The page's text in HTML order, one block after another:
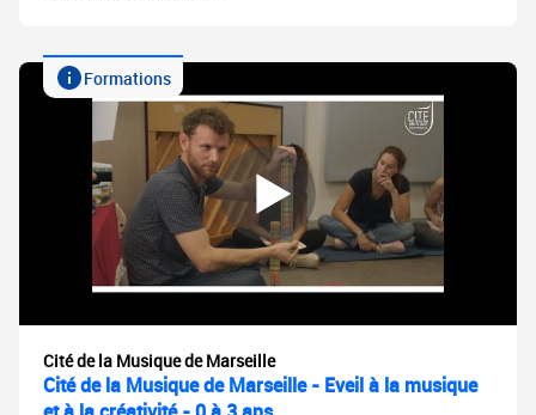
Formations
Cité de la Musique de Marseille
Cité de la Musique de Marseille - Eveil à la musique